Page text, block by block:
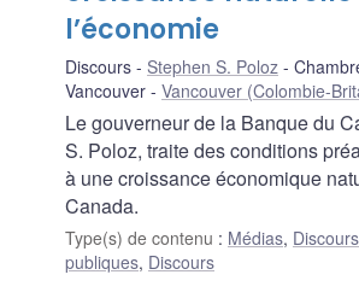
l’économie
Discours Stephen S. Poloz
Vancouver
Vancouver (Colombie-
Le gouverneur de la Banque du
S. Poloz, traite des conditions
à une croissance économique
Canada.
Type(s) de contenu : Médias,
publiques, Discours